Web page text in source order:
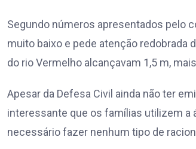
Segundo números apresentados pelo
muito baixo e pede atenção redobrada
do rio Vermelho alcançavam 1,5 m,
Apesar da Defesa Civil ainda não ter
interessante que os famílias utilizem a
necessário fazer nenhum tipo de